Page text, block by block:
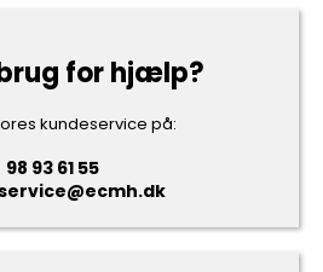
for hjælp?
kundeservice på:
98 93 61 55